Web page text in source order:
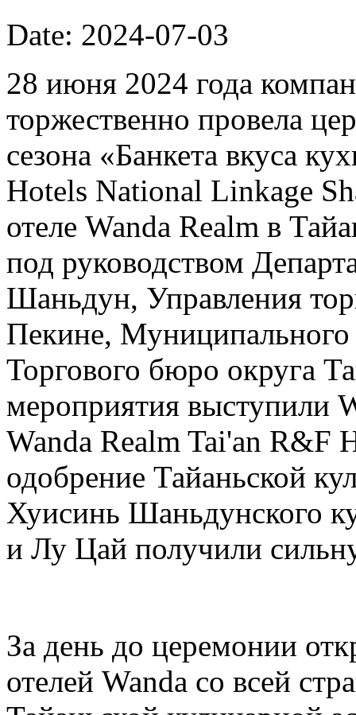
Date: 2024-07-03
28 июня 2024 года
торжественно провела
сезона «Банкета вкуса
Hotels National Linkage
отеле Wanda Realm в
под руководством
Шаньдун, Управления
Пекине,
Торгового бюро округа
мероприятия выступили
Wanda Realm Tai'an R&F
одобрение Тайаньской
Хуисинь Шаньдунского
и Лу Цай получили
За день до церемонии
отелей Wanda со всей